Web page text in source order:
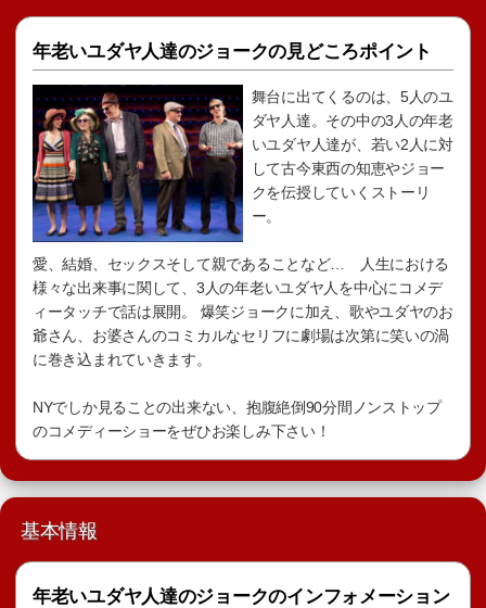
年老いユダヤ人達のジョークの見どころポイント
舞台に出てくるのは、5人のユ
ダヤ人達。その中の3人の年老
いユダヤ人達が、若い2人に対
して古今東西の知恵やジョー
クを伝授していくストーリ
ー。
愛、結婚、セックスそして親であることなど… 人生における
様々な出来事に関して、3人の年老いユダヤ人を中心にコメデ
ィータッチで話は展開。 爆笑ジョークに加え、歌やユダヤのお
爺さん、お婆さんのコミカルなセリフに劇場は次第に笑いの渦
に巻き込まれていきます。
NYでしか見ることの出来ない、抱腹絶倒90分間ノンストップ
のコメディーショーをぜひお楽しみ下さい！
基本情報
年老いユダヤ人達のジョークのインフォメーション